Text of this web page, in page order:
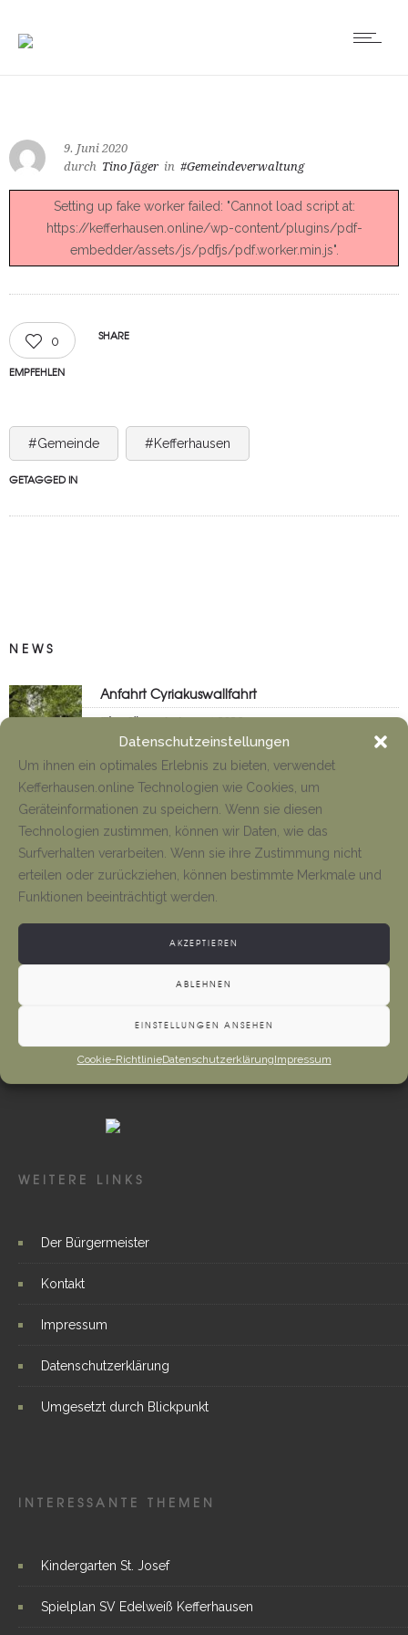
Datenschutzeinstellungen
Um ihnen ein optimales Erlebnis zu bieten, verwendet
Kefferhausen.online Technologien wie Cookies, um
Geräteinformationen zu speichern. Wenn sie diesen
Technologien zustimmen, können wir Daten, wie das
Surfverhalten verarbeiten. Wenn sie ihre Zustimmung nicht
erteilen oder zurückziehen, können bestimmte Merkmale und
Funktionen beeinträchtigt werden.
AKZEPTIEREN
ABLEHNEN
EINSTELLUNGEN ANSEHEN
Cookie-RichtlinieDatenschutzerklärungImpressum
9. Juni 2020
durch Tino Jäger in #Gemeindeverwaltung
Setting up fake worker failed: "Cannot load script at:
https://kefferhausen.online/wp-content/plugins/pdf-
embedder/assets/js/pdfjs/pdf.worker.min.js".
0
EMPFEHLEN
SHARE
#Gemeinde #Kefferhausen
GETAGGED IN
NEWS
Anfahrt Cyriakuswallfahrt
Tino Jäger 1. August 2026
Neueröffnung Gaststätte
Gottesdienste und Vermeldungen
Tino Jäger 1. August 2026
WEITERE LINKS
Der Bürgermeister
Kontakt
Impressum
Datenschutzerklärung
Umgesetzt durch Blickpunkt
INTERESSANTE THEMEN
Kindergarten St. Josef
Spielplan SV Edelweiß Kefferhausen